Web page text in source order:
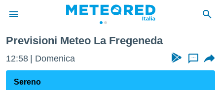
di
Previsioni Meteo La Fregeneda
12:58 Domenica ...
Sereno